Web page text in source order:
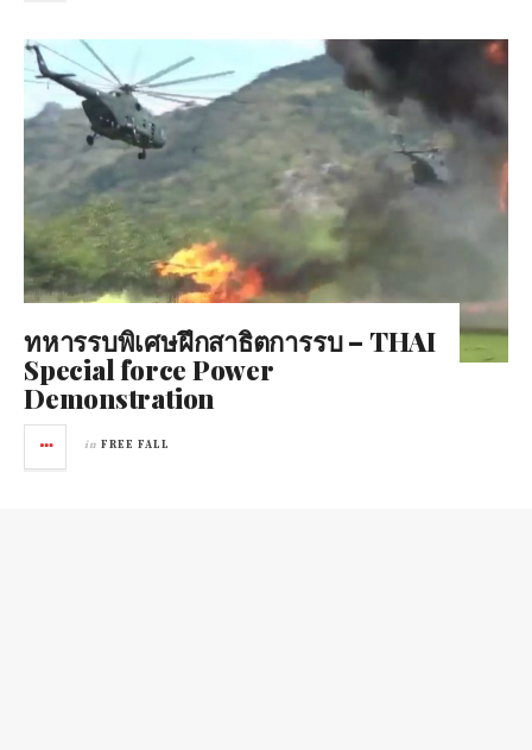
ทหารรบพิเศษฝึกสาธิตการรบ – THAI
Special force Power
Demonstration
in FREE FALL